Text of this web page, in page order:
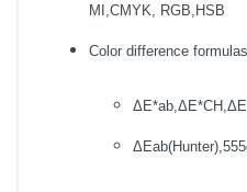
MI,CMYK, RGB,HSB
Color difference formulas